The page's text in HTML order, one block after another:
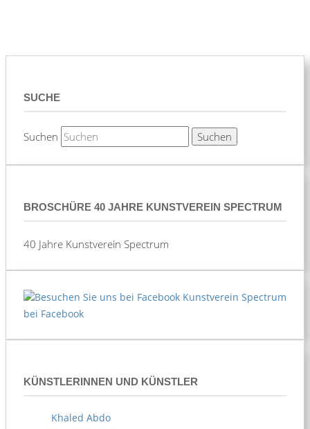
SUCHE
Suchen
BROSCHÜRE 40 JAHRE KUNSTVEREIN SPECTRUM
40 Jahre Kunstverein Spectrum
Kunstverein Spectrum
bei Facebook
KÜNSTLERINNEN UND KÜNSTLER
Khaled Abdo